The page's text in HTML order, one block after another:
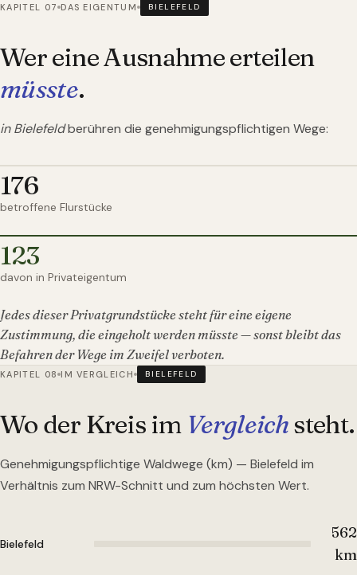
KAPITEL 07 DAS EIGENTUM BIELEFELD
Wer eine Ausnahme erteilen
müsste.
in Bielefeldberühren die genehmigungspflichtigen Wege:
176
betroffene Flurstücke
123
davon in Privateigentum
Jedes dieser Privatgrundstücke steht für eine eigene
Zustimmung, die eingeholt werden müsste — sonst bleibt das
Befahren der Wege im Zweifel verboten.
KAPITEL 08 IM VERGLEICH BIELEFELD
Wo der Kreis im Vergleichsteht.
Genehmigungspflichtige Waldwege (km) — Bielefeld im
Verhältnis zum NRW-Schnitt und zum höchsten Wert.
Bielefeld
562
km